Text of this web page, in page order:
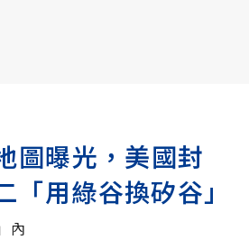
圖曝光，美國封
「用綠谷換矽谷」
內